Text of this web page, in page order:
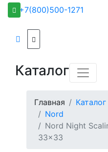
+7(800)500-1271
Каталог
Главная Каталог
Nord
Nord Night
33x33